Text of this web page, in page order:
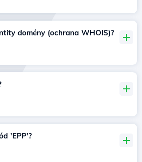
domény (ochrana WHOIS)?
'EPP'?